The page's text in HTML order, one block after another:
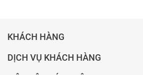
KHÁCH HÀNG
DỊCH VỤ KHÁCH HÀNG